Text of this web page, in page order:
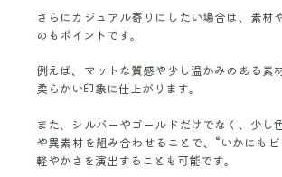
さらにカジュアル寄りにしたい場合は、素材
のもポイントです。
例えば、マットな質感や少し温かみのある素
柔らかい印象に仕上がります。
また、シルバーやゴールドだけでなく、少し
や異素材を組み合わせることで、“いかにも
軽やかさを演出することも可能です。